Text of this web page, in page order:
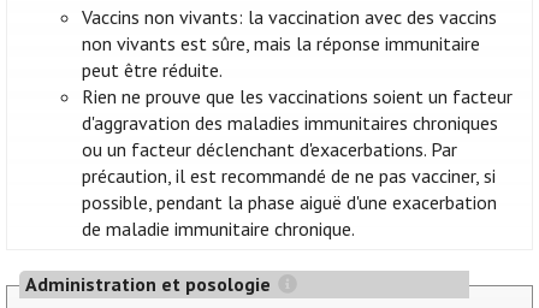
Vaccins non vivants: la vaccination avec des vaccins
non vivants est sûre, mais la réponse immunitaire
peut être réduite.
Rien ne prouve que les vaccinations soient un facteur
d'aggravation des maladies immunitaires chroniques
ou un facteur déclenchant d'exacerbations. Par
précaution, il est recommandé de ne pas vacciner, si
possible, pendant la phase aiguë d'une exacerbation
de maladie immunitaire chronique.
Administration et posologie